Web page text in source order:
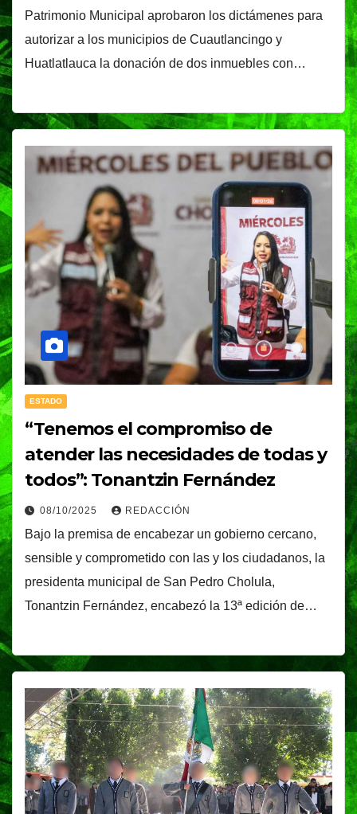
Patrimonio Municipal aprobaron los dictámenes para
autorizar a los municipios de Cuautlancingo y
Huatlatlauca la donación de dos inmuebles con…
ESTADO
“Tenemos el compromiso de
atender las necesidades de todas y
todos”: Tonantzin Fernández
08/10/2025 REDACCIÓN
Bajo la premisa de encabezar un gobierno cercano,
sensible y comprometido con las y los ciudadanos, la
presidenta municipal de San Pedro Cholula,
Tonantzin Fernández, encabezó la 13ª edición de…